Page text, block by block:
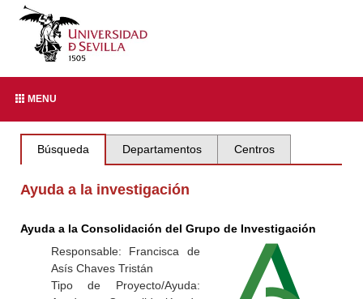
MENU
Búsqueda Departamentos Centros
Ayuda a la investigación
Ayuda a la Consolidación del Grupo de Investigación
Responsable: Francisca de
Asís Chaves Tristán
Tipo de Proyecto/Ayuda: